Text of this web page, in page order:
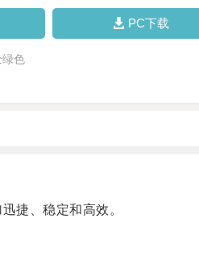
PC下载
色
捷、稳定和高效。